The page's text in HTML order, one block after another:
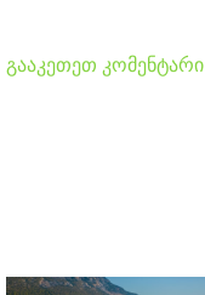
გააკეთეთ კომენტარი